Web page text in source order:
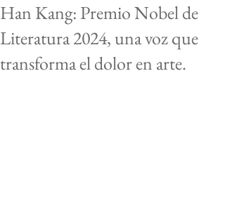
Han Kang: Premio Nobel de
Literatura 2024, una voz que
transforma el dolor en arte.